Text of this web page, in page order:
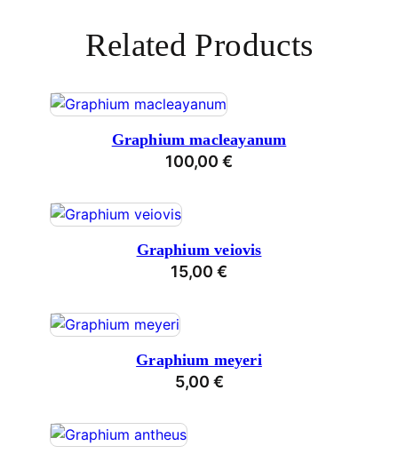
Related Products
Graphium macleayanum
100,00 €
Graphium veiovis
15,00 €
Graphium meyeri
5,00 €